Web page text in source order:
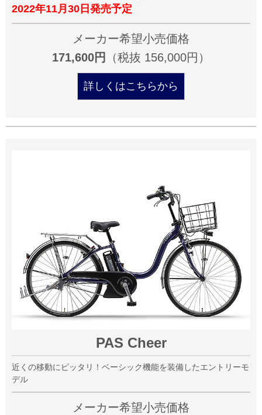
2022年11月30日発売予定
メーカー希望小売価格
171,600円
（税抜 156,000円）
詳しくはこちらから
PAS Cheer
近くの移動にピッタリ！ベーシック機能を装備したエントリーモ
デル
メーカー希望小売価格